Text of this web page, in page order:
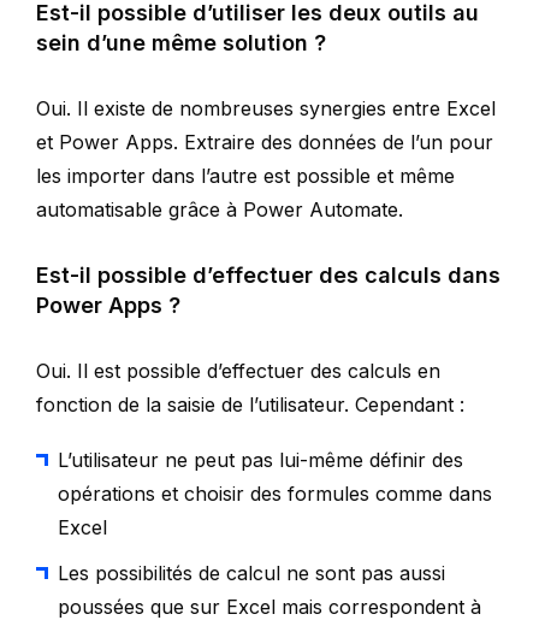
Est-il possible d’utiliser les deux outils au
sein d’une même solution ?
Oui. Il existe de nombreuses synergies entre Excel
et Power Apps. Extraire des données de l’un pour
les importer dans l’autre est possible et même
automatisable grâce à Power Automate.
Est-il possible d’effectuer des calculs dans
Power Apps ?
Oui. Il est possible d’effectuer des calculs en
fonction de la saisie de l’utilisateur. Cependant :
L’utilisateur ne peut pas lui-même définir des
opérations et choisir des formules comme dans
Excel
Les possibilités de calcul ne sont pas aussi
poussées que sur Excel mais correspondent à